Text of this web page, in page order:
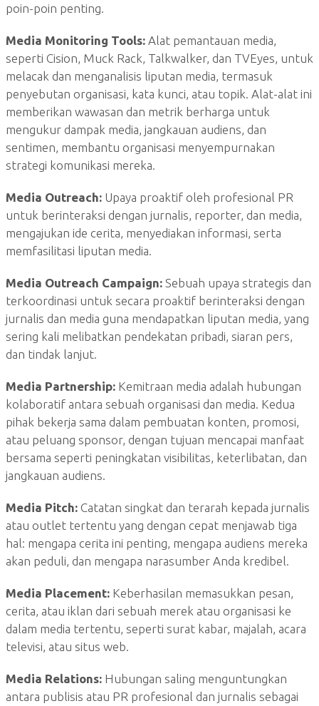
poin-poin penting.
Media Monitoring Tools: Alat pemantauan media,
seperti Cision, Muck Rack, Talkwalker, dan TVEyes, untuk
melacak dan menganalisis liputan media, termasuk
penyebutan organisasi, kata kunci, atau topik. Alat-alat ini
memberikan wawasan dan metrik berharga untuk
mengukur dampak media, jangkauan audiens, dan
sentimen, membantu organisasi menyempurnakan
strategi komunikasi mereka.
Media Outreach: Upaya proaktif oleh profesional PR
untuk berinteraksi dengan jurnalis, reporter, dan media,
mengajukan ide cerita, menyediakan informasi, serta
memfasilitasi liputan media.
Media Outreach Campaign: Sebuah upaya strategis dan
terkoordinasi untuk secara proaktif berinteraksi dengan
jurnalis dan media guna mendapatkan liputan media, yang
sering kali melibatkan pendekatan pribadi, siaran pers,
dan tindak lanjut.
Media Partnership: Kemitraan media adalah hubungan
kolaboratif antara sebuah organisasi dan media. Kedua
pihak bekerja sama dalam pembuatan konten, promosi,
atau peluang sponsor, dengan tujuan mencapai manfaat
bersama seperti peningkatan visibilitas, keterlibatan, dan
jangkauan audiens.
Media Pitch: Catatan singkat dan terarah kepada jurnalis
atau outlet tertentu yang dengan cepat menjawab tiga
hal: mengapa cerita ini penting, mengapa audiens mereka
akan peduli, dan mengapa narasumber Anda kredibel.
Media Placement: Keberhasilan memasukkan pesan,
cerita, atau iklan dari sebuah merek atau organisasi ke
dalam media tertentu, seperti surat kabar, majalah, acara
televisi, atau situs web.
Media Relations: Hubungan saling menguntungkan
antara publisis atau PR profesional dan jurnalis sebagai